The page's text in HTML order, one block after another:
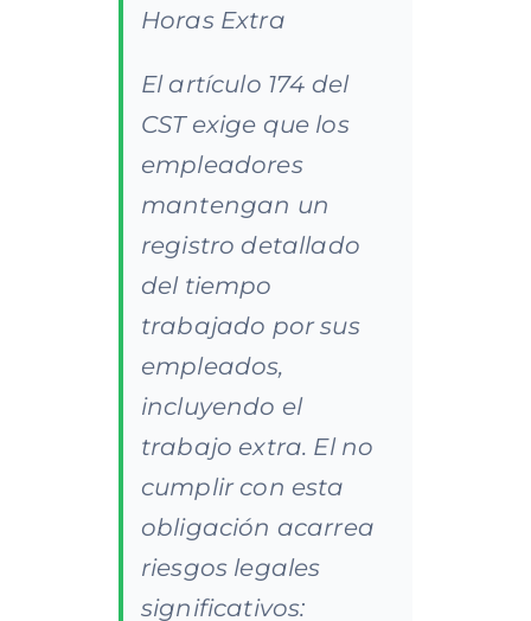
Horas Extra
El artículo 174 del
CST exige que los
empleadores
mantengan un
registro detallado
del tiempo
trabajado por sus
empleados,
incluyendo el
trabajo extra. El no
cumplir con esta
obligación acarrea
riesgos legales
significativos: